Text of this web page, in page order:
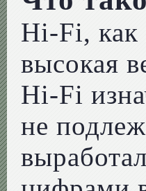
Hi-Fi, как
высокая
Hi-Fi
не